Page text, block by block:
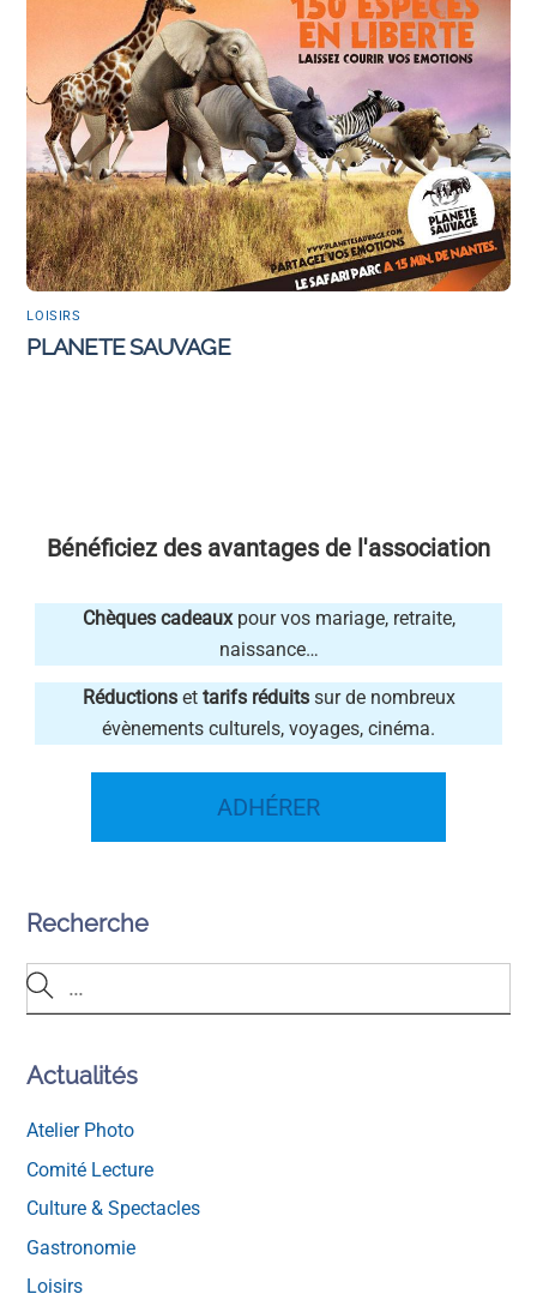
LOISIRS
PLANETE SAUVAGE
Bénéficiez des avantages de l'association
Chèques cadeauxpour vos mariage, retraite,
naissance…
Réductionset tarifs réduitssur de nombreux
évènements culturels, voyages, cinéma.
ADHÉRER
Recherche
Actualités
Atelier Photo
Comité Lecture
Culture & Spectacles
Gastronomie
Loisirs